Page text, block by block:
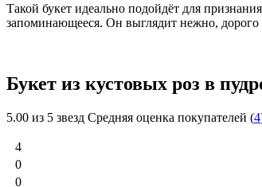
Такой букет идеально подойдёт для
запоминающееся. Он выглядит нежно, дорого
Букет из кустовых роз в
5.00 из 5 звезд Средняя оценка покупателей (4
4
0
0